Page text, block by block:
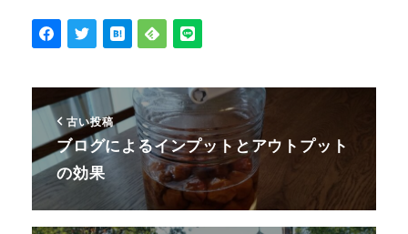
古い投稿
ブログによるインプットとアウトプット
の効果